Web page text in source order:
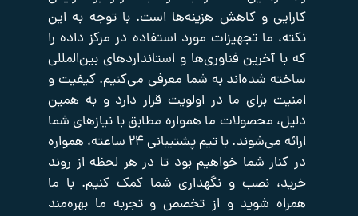
و کاهش هزینه‌ها است. با توجه به این
ما تجهیزات مورد استفاده در مرکز داده را
فناوری‌ها و استانداردهای بین‌المللی
شده‌اند به شما معرفی می‌کنیم. کیفیت و
برای ما در اولویت قرار دارد و به همین
محصولات ما همواره مطابق با نیازهای شما
ارائه می‌شوند. با تیم پشتیبانی ۲۴ ساعته، همواره
شما خواهیم بود تا در هر لحظه از روند
نصب و نگهداری شما کمک کنیم. با ما
شوید و از تخصص و تجربه ما بهره‌مند
صفحه
اصلی
فروشگاه
درباره
ما
تماس
با
ما
بانک
مقالات
اکتیو
شبکه
تایم
سرور
پسیو
شبکه
حفاظت
پیرامونی